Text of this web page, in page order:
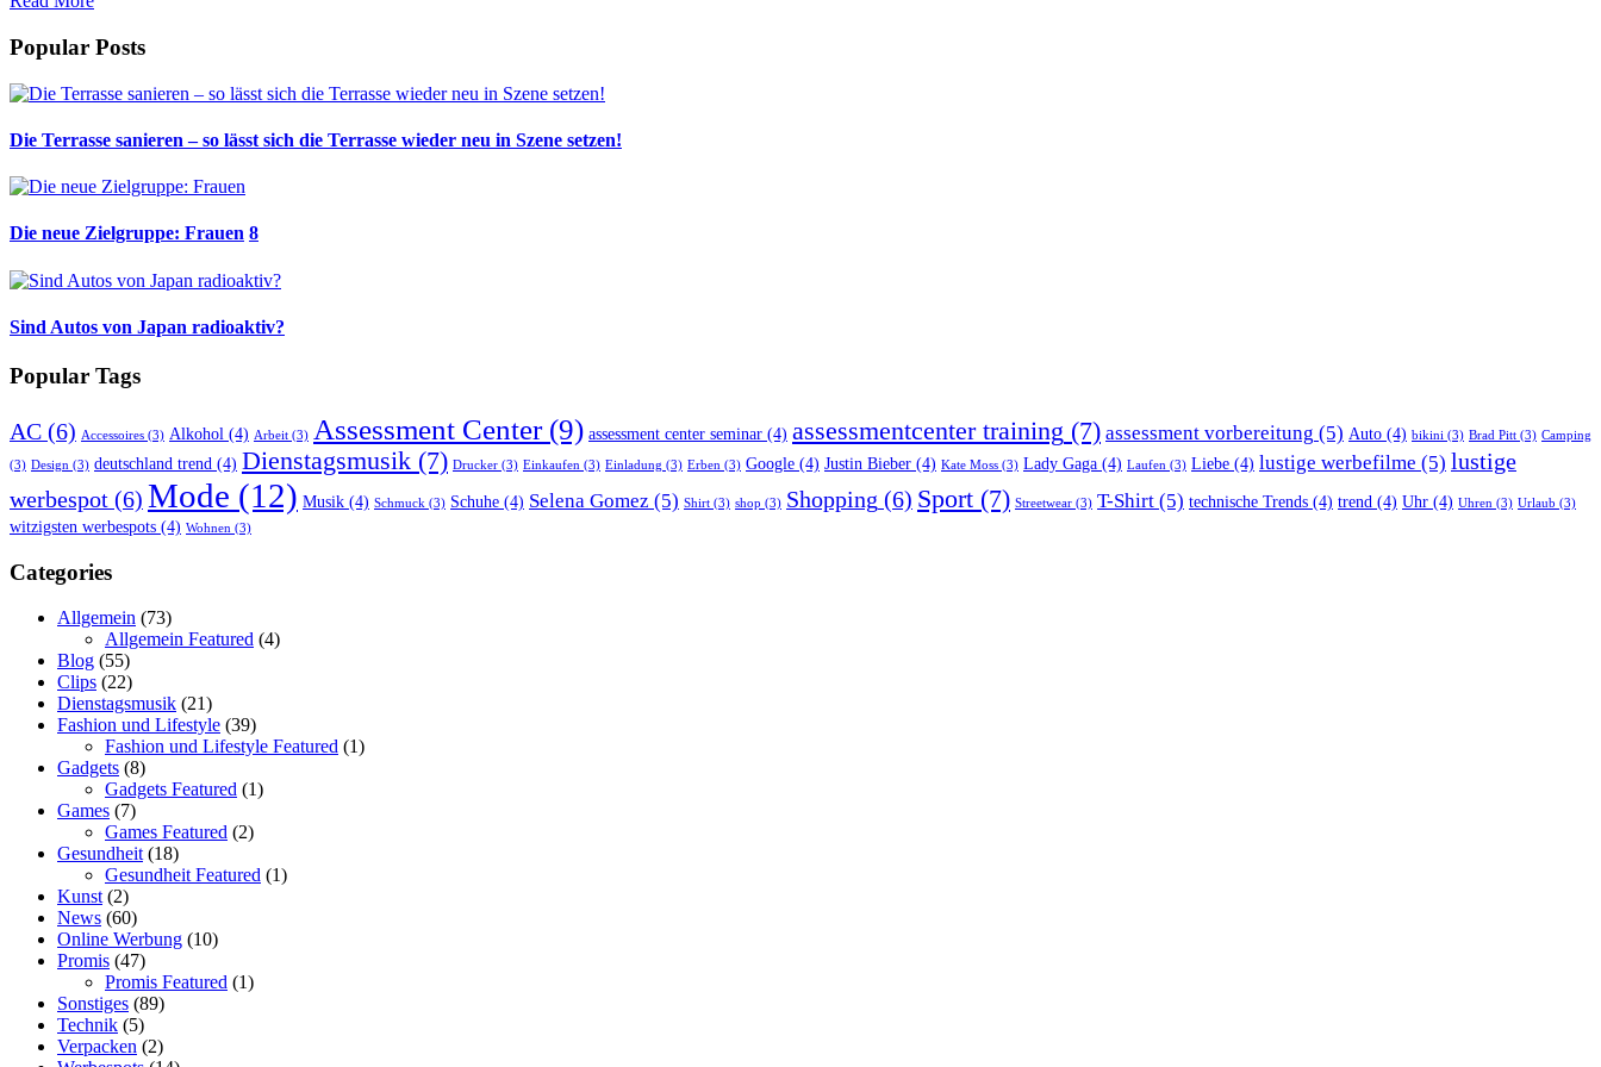
Popular Posts
Die Terrasse sanieren – so lässt sich die Terrasse wieder neu in Szene setzen!
Die neue Zielgruppe: Frauen 8
Sind Autos von Japan radioaktiv?
Popular Tags
AC (6) Accessoires (3) Alkohol (4) Arbeit (3) Assessment Center(9) assessment center seminar (4) assessmentcenter training (7) assessment vorbereitung (5) Auto (4) bikini (3) Brad Pitt (3) Camping
(3) Design (3) deutschland trend (4) Dienstagsmusik (7) Drucker (3) Einkaufen (3) Einladung (3) Erben (3) Google (4) Justin Bieber (4) Kate Moss (3) Lady Gaga (4) Laufen (3) Liebe (4) lustige werbefilme (5) lustige
werbespot (6) Mode (12) Musik (4) Schmuck (3) Schuhe (4) Selena Gomez (5) Shirt (3) shop (3) Shopping (6) Sport (7) Streetwear (3) T-Shirt (5) technische Trends (4) trend (4) Uhr (4) Uhren (3) Urlaub (3)
witzigsten werbespots (4) Wohnen (3)
Categories
Allgemein (73)
Allgemein Featured (4)
Blog (55)
Clips (22)
Dienstagsmusik (21)
Fashion und Lifestyle (39)
Fashion und Lifestyle Featured (1)
Gadgets (8)
Gadgets Featured (1)
Games (7)
Games Featured (2)
Gesundheit(18)
Gesundheit Featured (1)
Kunst(2)
News (60)
Online Werbung (10)
Promis (47)
Promis Featured (1)
Sonstiges (89)
Technik (5)
Verpacken (2)